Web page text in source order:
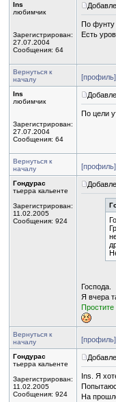
Ins
любимчик
Зарегистрирован:
27.07.2004
Сообщения: 64
По фунту
Есть
Вернуться к
началу
[профиль]
Ins
любимчик
Зарегистрирован:
27.07.2004
Сообщения: 64
По цели
Вернуться к
началу
[профиль]
Гондурас
тьерра кальенте
Зарегистрирован:
11.02.2005
Сообщения: 924
Господа.
Я вчера
Вернуться к
началу
[профиль]
Гондурас
тьерра кальенте
Зарегистрирован:
11.02.2005
Сообщения: 924
Ins. Я
На